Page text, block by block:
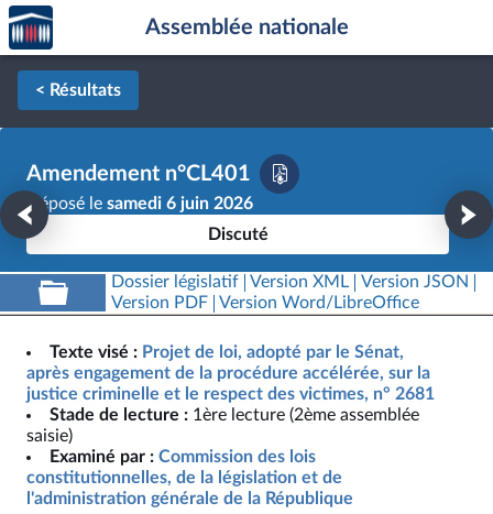
Aller au contenu
Aller en bas de la page
Accèder
à la
page
d'accueil
Assemblée nationale
< Résultats
Amendement n°CL401
Déposé le samedi 6 juin 2026
Discuté
Dossier législatif Version XML
Version JSON
Version PDF
Version Word/LibreOffice
Texte visé : Projet de loi, adopté par le Sénat,
après engagement de la procédure accélérée, sur la
justice criminelle et le respect des victimes, n° 2681
Stade de lecture : 1ère lecture (2ème assemblée
saisie)
Examiné par : Commission des lois
constitutionnelles, de la législation et de
l'administration générale de la République